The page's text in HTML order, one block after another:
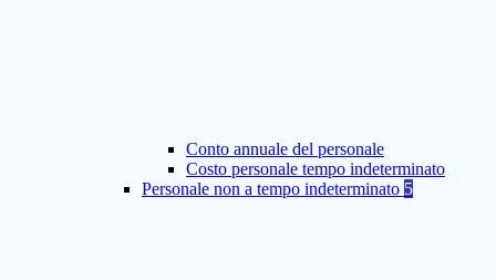
Conto annuale del personale
Costo personale tempo indeterminato
Personale non a tempo indeterminato 5